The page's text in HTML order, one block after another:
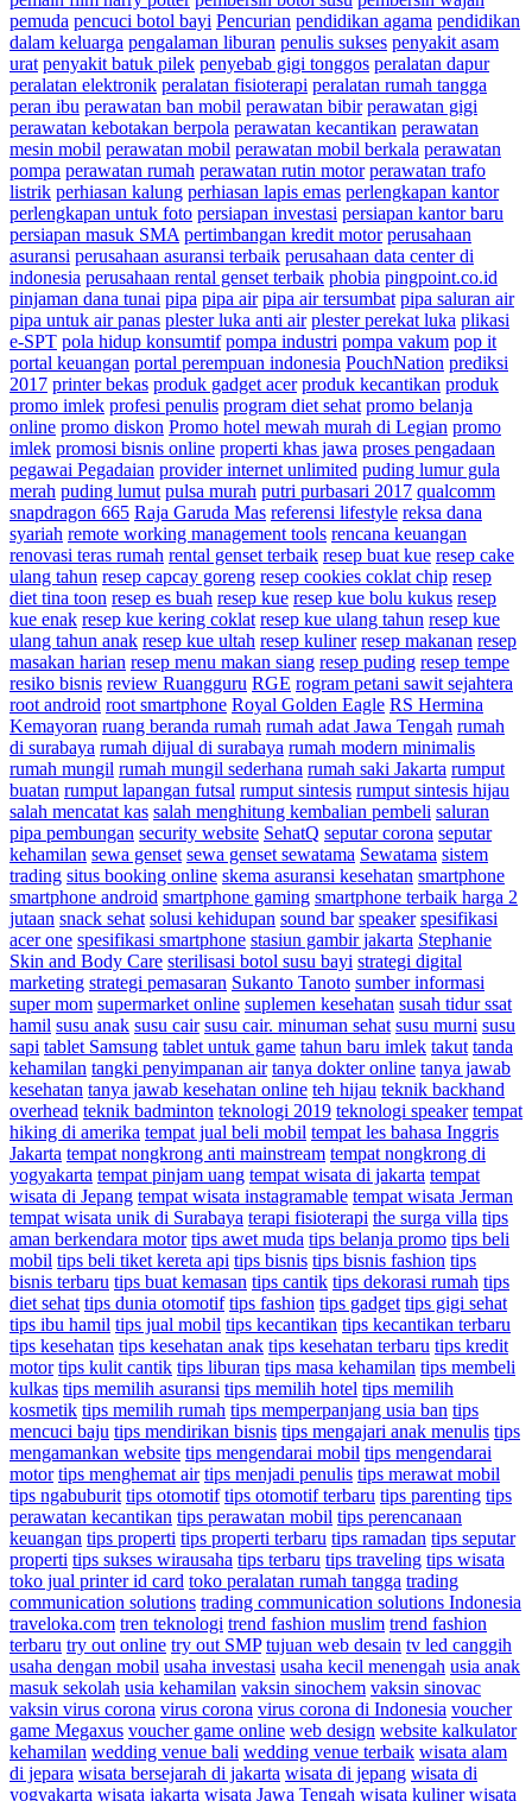
pemuda pencuci botol bayi Pencurian pendidikan agama pendidikan
dalam keluarga pengalaman liburan penulis sukses penyakit asam
urat penyakit batuk pilek penyebab gigi tonggos peralatan dapur
peralatan elektronik peralatan fisioterapi peralatan rumah tangga
peran ibu perawatan ban mobil perawatan bibir perawatan gigi
perawatan kebotakan berpola perawatan kecantikan perawatan
mesin mobil perawatan mobil perawatan mobil berkala perawatan
pompa perawatan rumah perawatan rutin motor perawatan trafo
listrik perhiasan kalung perhiasan lapis emas perlengkapan kantor
perlengkapan untuk foto persiapan investasi persiapan kantor baru
persiapan masuk SMA pertimbangan kredit motor perusahaan
asuransi perusahaan asuransi terbaik perusahaan data center di
indonesia perusahaan rental genset terbaik phobia pingpoint.co.id
pinjaman dana tunai pipa pipa air pipa air tersumbat pipa saluran air
pipa untuk air panas plester luka anti air plester perekat luka plikasi
e-SPT pola hidup konsumtif pompa industri pompa vakum pop it
portal keuangan portal perempuan indonesia PouchNation prediksi
2017 printer bekas produk gadget acer produk kecantikan produk
promo imlek profesi penulis program diet sehat promo belanja
online promo diskon Promo hotel mewah murah di Legian promo
imlek promosi bisnis online properti khas jawa proses pengadaan
pegawai Pegadaian provider internet unlimited puding lumur gula
merah puding lumut pulsa murah putri purbasari 2017 qualcomm
snapdragon 665 Raja Garuda Mas referensi lifestyle reksa dana
syariah remote working management tools rencana keuangan
renovasi teras rumah rental genset terbaik resep buat kue resep cake
ulang tahun resep capcay goreng resep cookies coklat chip resep
diet tina toon resep es buah resep kue resep kue bolu kukus resep
kue enak resep kue kering coklat resep kue ulang tahun resep kue
ulang tahun anak resep kue ultah resep kuliner resep makanan resep
masakan harian resep menu makan siang resep puding resep tempe
resiko bisnis review Ruangguru RGE rogram petani sawit sejahtera
root android root smartphone Royal Golden Eagle RS Hermina
Kemayoran ruang beranda rumah rumah adat Jawa Tengah rumah
di surabaya rumah dijual di surabaya rumah modern minimalis
rumah mungil rumah mungil sederhana rumah saki Jakarta rumput
buatan rumput lapangan futsal rumput sintesis rumput sintesis hijau
salah mencatat kas salah menghitung kembalian pembeli saluran
pipa pembungan security website SehatQ seputar corona seputar
kehamilan sewa genset sewa genset sewatama Sewatama sistem
trading situs booking online skema asuransi kesehatan smartphone
smartphone android smartphone gaming smartphone terbaik harga 2
jutaan snack sehat solusi kehidupan sound bar speaker spesifikasi
acer one spesifikasi smartphone stasiun gambir jakarta Stephanie
Skin and Body Care sterilisasi botol susu bayi strategi digital
marketing strategi pemasaran Sukanto Tanoto sumber informasi
super mom supermarket online suplemen kesehatan susah tidur ssat
hamil susu anak susu cair susu cair. minuman sehat susu murni susu
sapi tablet Samsung tablet untuk game tahun baru imlek takut tanda
kehamilan tangki penyimpanan air tanya dokter online tanya jawab
kesehatan tanya jawab kesehatan online teh hijau teknik backhand
overhead teknik badminton teknologi 2019 teknologi speaker tempat
hiking di amerika tempat jual beli mobil tempat les bahasa Inggris
Jakarta tempat nongkrong anti mainstream tempat nongkrong di
yogyakarta tempat pinjam uang tempat wisata di jakarta tempat
wisata di Jepang tempat wisata instagramable tempat wisata Jerman
tempat wisata unik di Surabaya terapi fisioterapi the surga villa tips
aman berkendara motor tips awet muda tips belanja promo tips beli
mobil tips beli tiket kereta api tips bisnis tips bisnis fashion tips
bisnis terbaru tips buat kemasan tips cantik tips dekorasi rumah tips
diet sehat tips dunia otomotif tips fashion tips gadget tips gigi sehat
tips ibu hamil tips jual mobil tips kecantikan tips kecantikan terbaru
tips kesehatan tips kesehatan anak tips kesehatan terbaru tips kredit
motor tips kulit cantik tips liburan tips masa kehamilan tips membeli
kulkas tips memilih asuransi tips memilih hotel tips memilih
kosmetik tips memilih rumah tips memperpanjang usia ban tips
mencuci baju tips mendirikan bisnis tips mengajari anak menulis tips
mengamankan website tips mengendarai mobil tips mengendarai
motor tips menghemat air tips menjadi penulis tips merawat mobil
tips ngabuburit tips otomotif tips otomotif terbaru tips parenting tips
perawatan kecantikan tips perawatan mobil tips perencanaan
keuangan tips properti tips properti terbaru tips ramadan tips seputar
properti tips sukses wirausaha tips terbaru tips traveling tips wisata
toko jual printer id card toko peralatan rumah tangga trading
communication solutions trading communication solutions Indonesia
traveloka.com tren teknologi trend fashion muslim trend fashion
terbaru try out online try out SMP tujuan web desain tv led canggih
usaha dengan mobil usaha investasi usaha kecil menengah usia anak
masuk sekolah usia kehamilan vaksin sinochem vaksin sinovac
vaksin virus corona virus corona virus corona di Indonesia voucher
game Megaxus voucher game online web design website kalkulator
kehamilan wedding venue bali wedding venue terbaik wisata alam
di jepara wisata bersejarah di jakarta wisata di jepang wisata di
yogyakarta wisata jakarta wisata Jawa Tengah wisata kuliner wisata